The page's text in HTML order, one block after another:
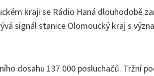
kraji se Rádio Haná dlouhodobě
signál stanice Olomoucký kraj s
dosahu 137 000 posluchačů. Tržní